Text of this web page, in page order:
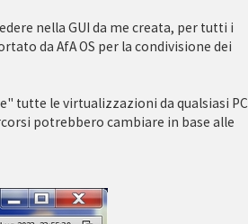
nella GUI da me creata, per tutti i
da AfA OS per la condivisione dei
tutte le virtualizzazioni da qualsiasi PC
potrebbero cambiare in base alle